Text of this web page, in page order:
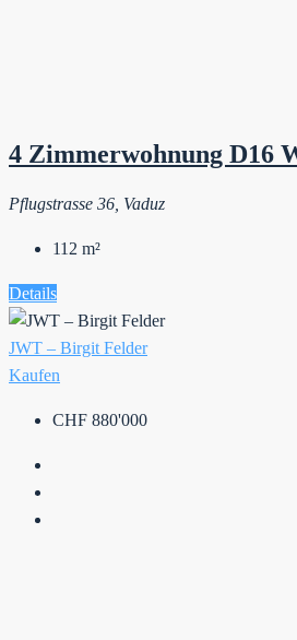
4 Zimmerwohnung D16
Pflugstrasse 36, Vaduz
112 m²
Details
JWT – Birgit Felder
Kaufen
CHF 880'000